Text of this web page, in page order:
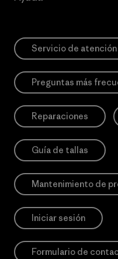
Servicio de
Preguntas más
Reparaciones
Guía de tallas
Mantenimiento de
Iniciar sesión
Formulario de